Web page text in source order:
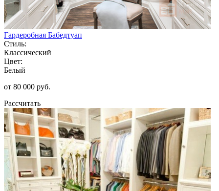
Гардеробная Бабедтуап
Стиль:
Классический
Цвет:
Белый
от 80 000 руб.
Рассчитать